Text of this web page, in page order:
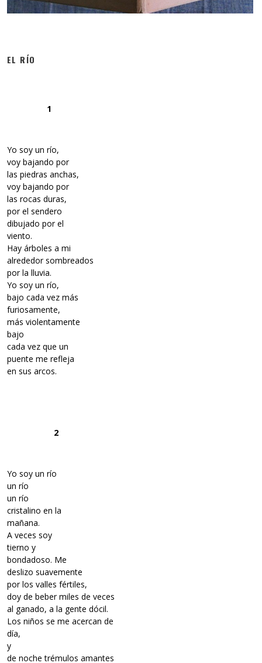
EL RÍO
1
Yo soy un río,
voy bajando por
las piedras anchas,
voy bajando por
las rocas duras,
por el sendero
dibujado por el
viento.
Hay árboles a mi
alrededor sombreados
por la lluvia.
Yo soy un río,
bajo cada vez más
furiosamente,
más violentamente
bajo
cada vez que un
puente me refleja
en sus arcos.
2
Yo soy un río
un río
un río
cristalino en la
mañana.
A veces soy
tierno y
bondadoso. Me
deslizo suavemente
por los valles fértiles,
doy de beber miles de veces
al ganado, a la gente dócil.
Los niños se me acercan de
día,
y
de noche trémulos amantes